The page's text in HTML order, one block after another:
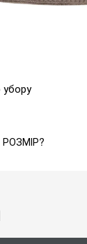
убору